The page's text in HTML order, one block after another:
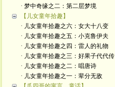
· 梦中奇缘之二：第二层梦境
【儿女童年拾趣】
· 儿女童年拾趣之六：女大十八变
· 儿女童年拾趣之五：小克鲁伊夫
· 儿女童年拾趣之四：雷人的礼物
· 儿女童年拾趣之三：好果子代代传
· 儿女童年拾趣之二：唱唐诗
· 儿女童年拾趣之一：辈分无敌